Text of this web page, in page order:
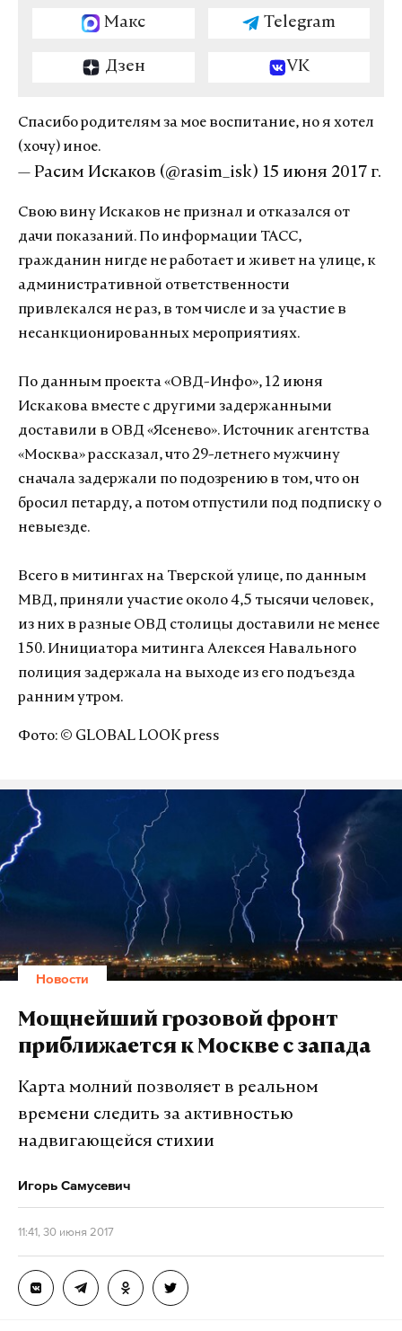
Макс Telegram
Дзен VK
Спасибо родителям за мое воспитание, но я хотел
(хочу) иное.
— Расим Искаков (@rasim_isk) 15 июня 2017 г.
Свою вину Искаков не признал и отказался от
дачи показаний. По информации ТАСС,
гражданин нигде не работает и живет на улице, к
административной ответственности
привлекался не раз, в том числе и за участие в
несанкционированных мероприятиях.
По данным проекта «ОВД-Инфо», 12 июня
Искакова вместе с другими задержанными
доставили в ОВД «Ясенево». Источник агентства
«Москва» рассказал, что 29-летнего мужчину
сначала задержали по подозрению в том, что он
бросил петарду, а потом отпустили под подписку о
невыезде.
Всего в митингах на Тверской улице, по данным
МВД, приняли участие около 4,5 тысячи человек,
из них в разные ОВД столицы доставили не менее
150. Инициатора митинга Алексея Навального
полиция задержала на выходе из его подъезда
ранним утром.
Фото: © GLOBAL LOOK press
Новости
Мощнейший грозовой фронт
приближается к Москве с запада
Карта молний позволяет в реальном
времени следить за активностью
надвигающейся стихии
Игорь Самусевич
11:41, 30 июня 2017